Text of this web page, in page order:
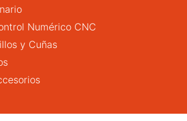
Numérico CNC
y Cuñas